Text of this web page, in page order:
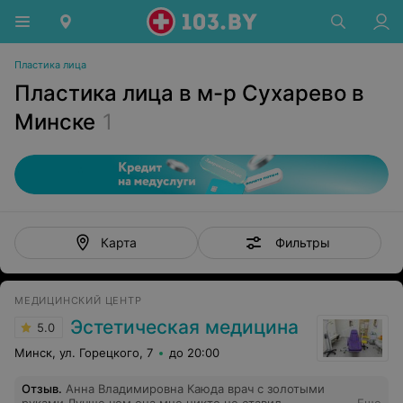
Пластика лица
Пластика лица в м-р Сухарево в
Минске 1
Карта Фильтры
МЕДИЦИНСКИЙ ЦЕНТР
5.0 Эстетическая медицина
Минск, ул. Горецкого, 7 до 20:00
Отзыв. Анна Владимировна Каюда врач с золотыми